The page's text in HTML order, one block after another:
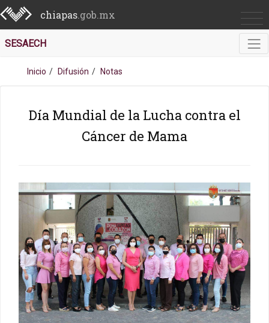
chiapas.gob.mx
SESAECH
Inicio Difusión Notas
Día Mundial de la Lucha contra el
Cáncer de Mama